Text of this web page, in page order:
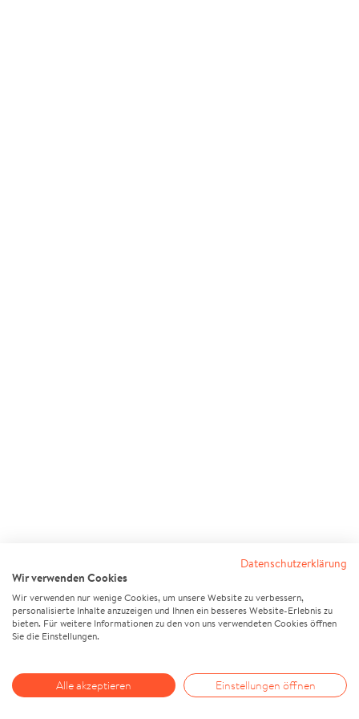
Datenschutzerklärung
Wir verwenden Cookies
Wir verwenden nur wenige Cookies, um unsere Website zu verbessern,
personalisierte Inhalte anzuzeigen und Ihnen ein besseres Website-Erlebnis zu
bieten. Für weitere Informationen zu den von uns verwendeten Cookies öffnen
Sie die Einstellungen.
Alle akzeptieren Einstellungen öffnen